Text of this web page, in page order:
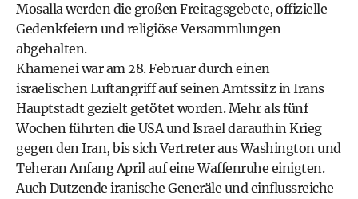
Mosalla werden die großen Freitagsgebete, offizielle
Gedenkfeiern und religiöse Versammlungen
abgehalten.
Khamenei war am 28. Februar durch einen
israelischen Luftangriff auf seinen Amtssitz in Irans
Hauptstadt gezielt getötet worden. Mehr als fünf
Wochen führten die USA und Israel daraufhin Krieg
gegen den Iran, bis sich Vertreter aus Washington und
Teheran Anfang April auf eine Waffenruhe einigten.
Auch Dutzende iranische Generäle und einflussreiche